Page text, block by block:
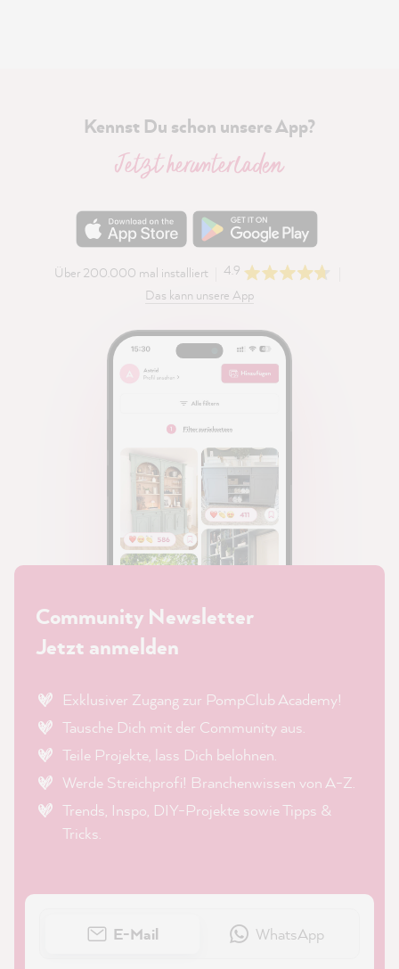
Kennst Du schon unsere App?
Jetzt herunterladen
Über 200.000 mal installiert
4.9
Das kann unsere App
Community Newsletter
Jetzt anmelden
Exklusiver Zugang zur PompClub Academy!
Tausche Dich mit der Community aus.
Teile Projekte, lass Dich belohnen.
Werde Streichprofi! Branchenwissen von A-Z.
Trends, Inspo, DIY-Projekte sowie Tipps &
Tricks.
E-Mail WhatsApp